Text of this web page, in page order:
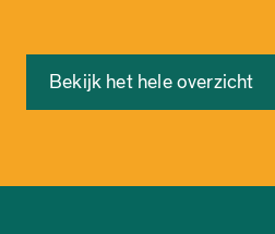
Bekijk het hele overzicht